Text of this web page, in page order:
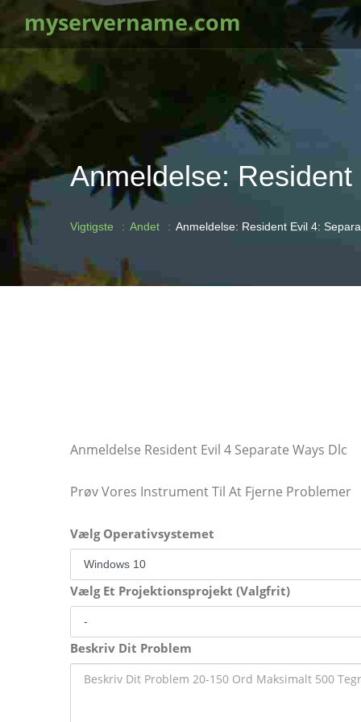
myservername.com
Anmeldelse:
Vigtigste Andet Anmeldelse: Resident Evil 4:
Anmeldelse Resident Evil 4 Separate Ways Dlc
Prøv Vores Instrument Til At Fjerne Problemer
Vælg Operativsystemet
Vælg Et Projektionsprojekt (Valgfrit)
Beskriv Dit Problem